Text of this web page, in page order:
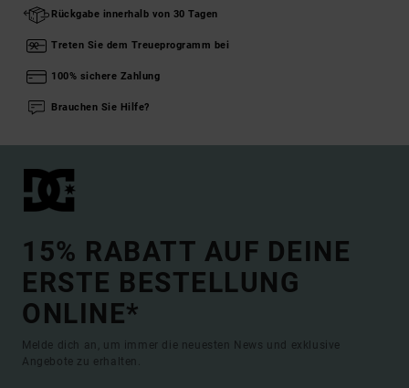
Rückgabe innerhalb von 30 Tagen
Treten Sie dem Treueprogramm bei
100% sichere Zahlung
Brauchen Sie Hilfe?
15% RABATT AUF DEINE
ERSTE BESTELLUNG
ONLINE*
Melde dich an, um immer die neuesten News und exklusive
Angebote zu erhalten.